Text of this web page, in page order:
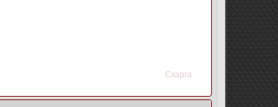
Скарга